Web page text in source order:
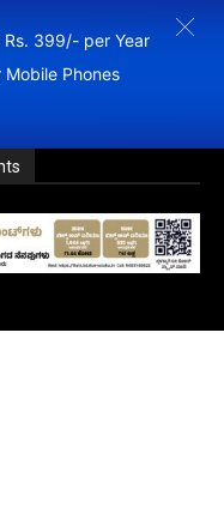
399/- per Year
Mobile Phones